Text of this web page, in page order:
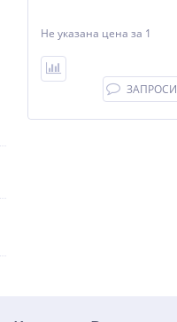
Не указана цена за 1